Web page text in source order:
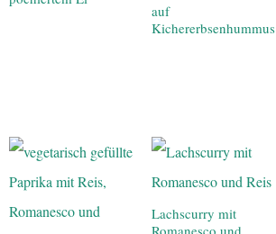
auf
Kichererbsenhummus
Lachscurry mit